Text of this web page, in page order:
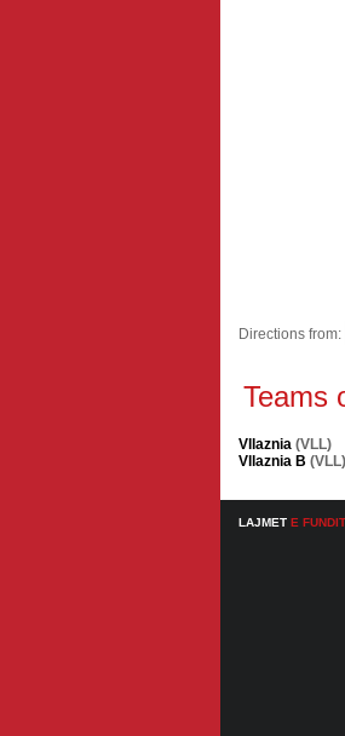
Directions from:
Teams
Vllaznia (VLL)
Vllaznia B (VLL)
LAJMET E FUNDIT